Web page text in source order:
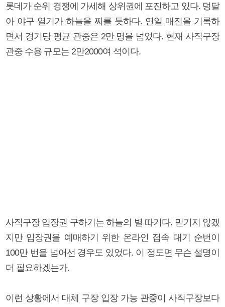
롯데가 순위 경쟁에 가세해 상위권에 포진하고 있다. 덩달
아 야구 열기가 하늘을 찌를 듯하다. 연일 매진을 기록하
면서 경기당 평균 관중은 2만 명을 넘었다. 현재 사직구장
관중 수용 규모는 2만2000여 석이다.
사직구장 입장권 구하기는 하늘의 별 따기다. 믿기지 않겠
지만 입장권을 예매하기 위한 온라인 접속 대기 순번이
100만 번을 넘어선 경우도 있었다. 이 정도면 무슨 설명이
더 필요하겠는가.
이런 상황에서 대체 구장 입장 가능 관중이 사직구장보다